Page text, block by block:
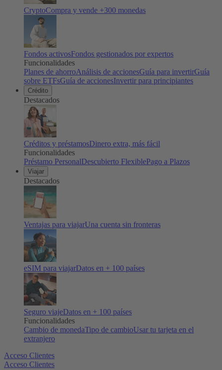
CryptoCompra y vende +300 monedas
Fondos activosFondos gestionados por expertos
Funcionalidades
Planes de ahorroAnálisis de accionesGuía para invertirGuía
sobre ETFsGuía de accionesInvertir para principiantes
Crédito
Destacados
Créditos y préstamosDinero extra, más fácil
Funcionalidades
Préstamo PersonalDescubierto FlexiblePago a Plazos
Viajar
Destacados
Ventajas para viajarUna cuenta sin fronteras
eSIM para viajarDatos en + 100 países
Seguro viajeDatos en + 100 países
Funcionalidades
Cambio de monedaTipo de cambioUsar tu tarjeta en el
extranjero
Acceso Clientes
Acceso Clientes